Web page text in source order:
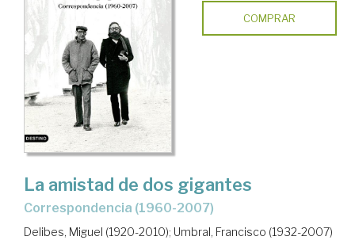
COMPRAR
La amistad de dos gigantes
Correspondencia (1960-2007)
Delibes, Miguel (1920-2010); Umbral, Francisco (1932-2007)